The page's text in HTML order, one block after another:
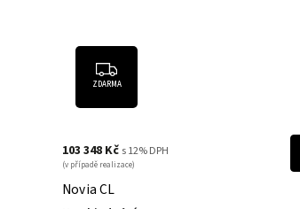
ZDARMA
Novia CL
103 348 Kč s 12% DPH
(v případě realizace)